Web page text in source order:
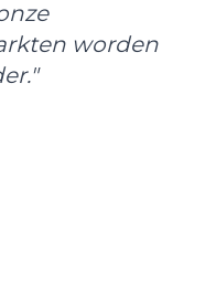
worden